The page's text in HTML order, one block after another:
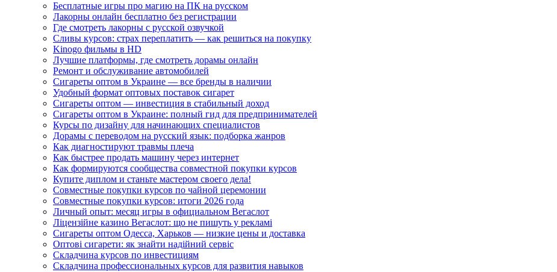
Бесплатные игры про магию на ПК на русском
Лакорны онлайн бесплатно без регистрации
Где смотреть лакорны с русской озвучкой
Сливы курсов: страх переплатить — как решиться на покупку
Kinogo фильмы в HD
Лучшие платформы, где смотреть дорамы онлайн
Ремонт и обслуживание автомобилей
Сигареты оптом в Украине — все бренды в наличии
Удобный формат оптовых поставок сигарет
Сигареты оптом — инвестиция в стабильный доход
Сигареты оптом в Украине: полный гид для предпринимателей
Курсы по дизайну для начинающих специалистов
Дорамы с переводом на русский язык: подборка жанров
Как диагностируют травмы плеча
Как быстрее продать машину через интернет
Как формируются сообщества совместной покупки курсов
Купите диплом и станьте мастером своего дела!
Совместные покупки курсов по чайной церемонии
Совместные покупки курсов: итоги 2026 года
Личный опыт: месяц игры в официальном Вегаслот
Ліцензійне казино Вегаслот: що не пишуть у рекламі
Сигареты оптом Одесса, Харьков — низкие цены и доставка
Оптові сигарети: як знайти надійний сервіс
Складчина курсов по инвестициям
Складчина профессиональных курсов для развития навыков